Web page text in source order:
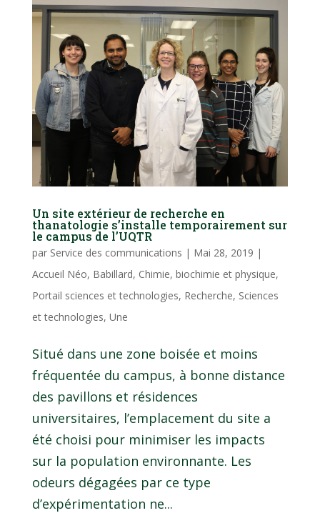
Un site extérieur de recherche en
thanatologie s’installe temporairement sur
le campus de l’UQTR
par Service des communications | Mai 28, 2019 |
Accueil Néo, Babillard, Chimie, biochimie et physique,
Portail sciences et technologies, Recherche, Sciences
et technologies, Une
Situé dans une zone boisée et moins
fréquentée du campus, à bonne distance
des pavillons et résidences
universitaires, l’emplacement du site a
été choisi pour minimiser les impacts
sur la population environnante. Les
odeurs dégagées par ce type
d’expérimentation ne...